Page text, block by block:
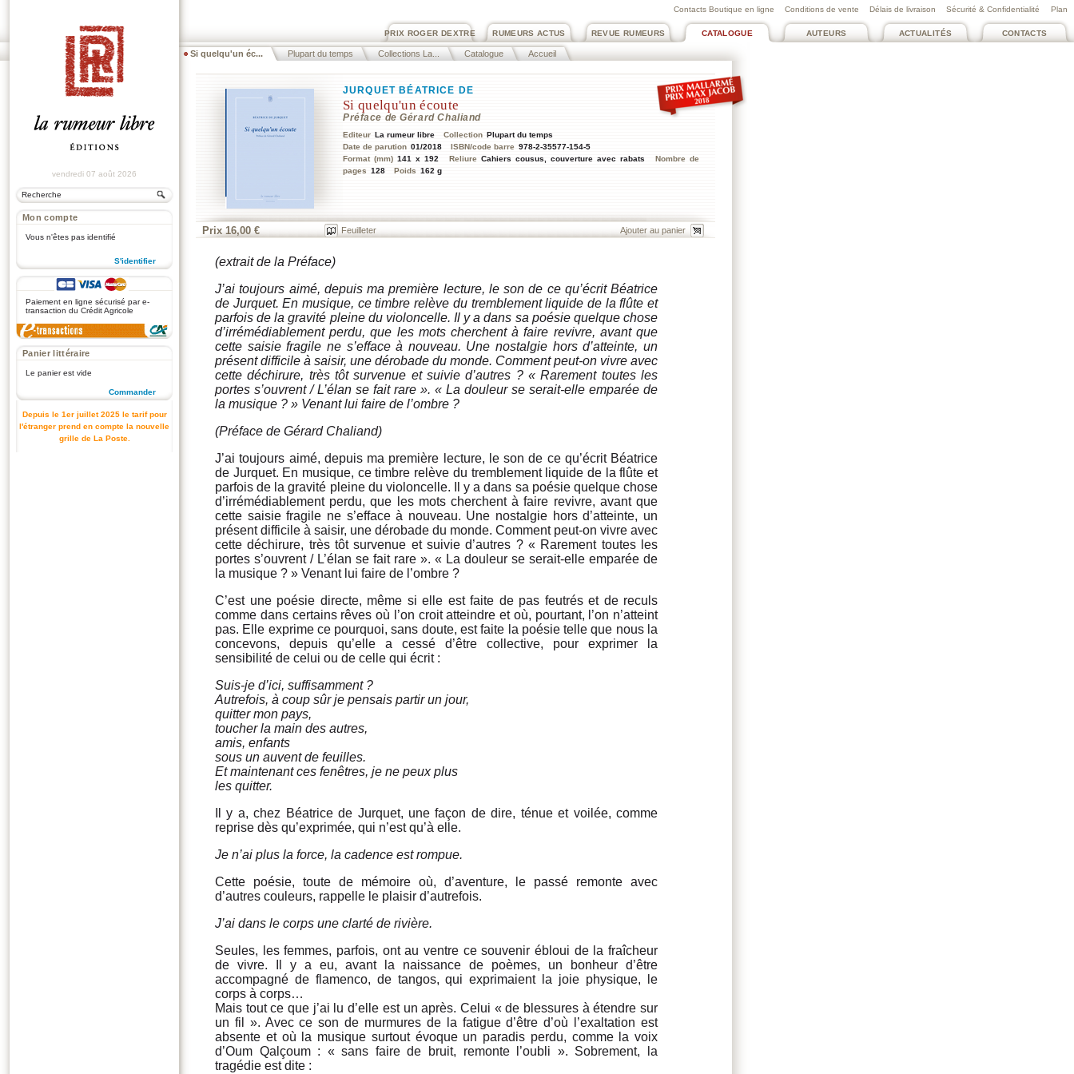
Plan
Contacts Boutique en ligne Conditions de vente Délais de livraison Sécurité & Confidentialité
CONTACTS
ACTUALITÉS
AUTEURS
CATALOGUE
REVUE RUMEURS
RUMEURS ACTUS
PRIX ROGER DEXTRE
Si quelqu'un éc... Plupart du temps Collections La... Catalogue Accueil
vendredi 07 août 2026
Mon compte
Vous n'êtes pas identifié
S'identifier
Paiement en ligne sécurisé par e-
transaction du Crédit Agricole
Panier littéraire
Le panier est vide
Commander
Depuis le 1er juillet 2025 le tarif pour
l'étranger prend en compte la nouvelle
grille de La Poste.
JURQUET BÉATRICE DE
Si quelqu'un écoute
Préface de Gérard Chaliand
Editeur La rumeur libre Collection Plupart du temps
Date de parution 01/2018 ISBN/code barre 978-2-35577-154-5
Format (mm) 141 x 192 Reliure Cahiers cousus, couverture avec rabats
Nombre de
pages 128 Poids 162 g
Prix 16,00 € Feuilleter
(extrait de la Préface)
J’ai toujours aimé, depuis ma première lecture, le son de ce qu’écrit Béatrice
de Jurquet. En musique, ce timbre relève du tremblement liquide de la flûte et
parfois de la gravité pleine du violoncelle. Il y a dans sa poésie quelque chose
d’irrémédiablement perdu, que les mots cherchent à faire revivre, avant que
cette saisie fragile ne s’efface à nouveau. Une nostalgie hors d’atteinte, un
présent difficile à saisir, une dérobade du monde. Comment peut-on vivre avec
cette déchirure, très tôt survenue et suivie d’autres ? « Rarement toutes les
portes s’ouvrent / L’élan se fait rare ». « La douleur se serait-elle emparée de
la musique ? » Venant lui faire de l’ombre ?
(Préface de Gérard Chaliand)
J’ai toujours aimé, depuis ma première lecture, le son de ce qu’écrit Béatrice
de Jurquet. En musique, ce timbre relève du tremblement liquide de la flûte et
parfois de la gravité pleine du violoncelle. Il y a dans sa poésie quelque chose
d’irrémédiablement perdu, que les mots cherchent à faire revivre, avant que
cette saisie fragile ne s’efface à nouveau. Une nostalgie hors d’atteinte, un
présent difficile à saisir, une dérobade du monde. Comment peut-on vivre avec
cette déchirure, très tôt survenue et suivie d’autres ? « Rarement toutes les
portes s’ouvrent / L’élan se fait rare ». « La douleur se serait-elle emparée de
la musique ? » Venant lui faire de l’ombre ?
C’est une poésie directe, même si elle est faite de pas feutrés et de reculs
comme dans certains rêves où l’on croit atteindre et où, pourtant, l’on n’atteint
pas. Elle exprime ce pourquoi, sans doute, est faite la poésie telle que nous la
concevons, depuis qu’elle a cessé d’être collective, pour exprimer la
sensibilité de celui ou de celle qui écrit :
Suis-je d’ici, suffisamment ?
Autrefois, à coup sûr je pensais partir un jour,
quitter mon pays,
toucher la main des autres,
amis, enfants
sous un auvent de feuilles.
Et maintenant ces fenêtres, je ne peux plus
les quitter.
Il y a, chez Béatrice de Jurquet, une façon de dire, ténue et voilée, comme
reprise dès qu’exprimée, qui n’est qu’à elle.
Je n’ai plus la force, la cadence est rompue.
Cette poésie, toute de mémoire où, d’aventure, le passé remonte avec
d’autres couleurs, rappelle le plaisir d’autrefois.
J’ai dans le corps une clarté de rivière.
Seules, les femmes, parfois, ont au ventre ce souvenir ébloui de la fraîcheur
de vivre. Il y a eu, avant la naissance de poèmes, un bonheur d’être
accompagné de flamenco, de tangos, qui exprimaient la joie physique, le
corps à corps…
Mais tout ce que j’ai lu d’elle est un après. Celui « de blessures à étendre sur
un fil ». Avec ce son de murmures de la fatigue d’être d’où l’exaltation est
absente et où la musique surtout évoque un paradis perdu, comme la voix
d’Oum Qalçoum : « sans faire de bruit, remonte l’oubli ». Sobrement, la
tragédie est dite :